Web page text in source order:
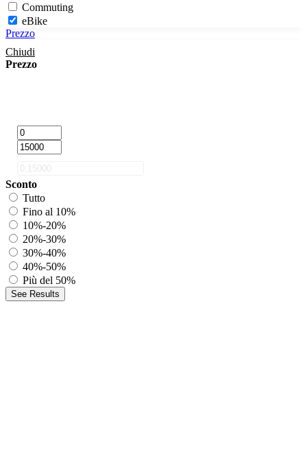
Commuting
eBike
Touring
Adventure
Prezzo
Chiudi
Prezzo
Sconto
Tutto
Fino al 10%
10%-20%
20%-30%
30%-40%
40%-50%
Più del 50%
See Results